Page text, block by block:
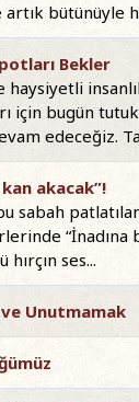
bütünüyle
Bekler
haysiyetli
için bugün
edeceğiz.
akacak”!
sabah
“İnadına
ses...
ve Unutmamak